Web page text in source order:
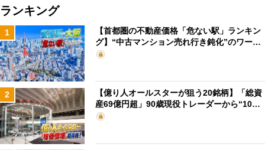
ランキング
1
【首都圏の不動産価格「危ない駅」ランキン
グ】“中古マンション売れ行き鈍化”のワー…
2
【億り人オールスターが狙う20銘柄】「総資
産69億円超」90歳現役トレーダーから“10…